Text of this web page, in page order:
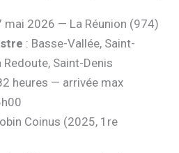
mai 2026 — La Réunion (974)
: Basse-Vallée, Saint-
Redoute, Saint-Denis
heures — arrivée max
Coinus (2025, 1re